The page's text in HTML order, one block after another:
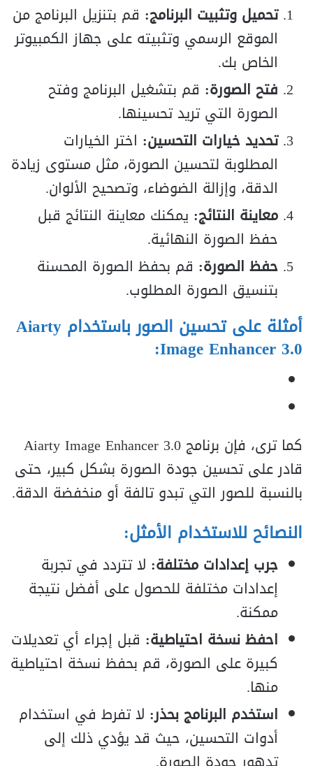
تحميل وتثبيت البرنامج: قم بتنزيل البرنامج من
الموقع الرسمي وتثبيته على جهاز الكمبيوتر
الخاص بك.
فتح الصورة: قم بتشغيل البرنامج وفتح
الصورة التي تريد تحسينها.
تحديد خيارات التحسين: اختر الخيارات
المطلوبة لتحسين الصورة، مثل مستوى زيادة
الدقة، وإزالة الضوضاء، وتصحيح الألوان.
معاينة النتائج: يمكنك معاينة النتائج قبل
حفظ الصورة النهائية.
حفظ الصورة: قم بحفظ الصورة المحسنة
بتنسيق الصورة المطلوب.
أمثلة على تحسين الصور باستخدام Aiarty
Image Enhancer 3.0:
كما ترى، فإن برنامج Aiarty Image Enhancer 3.0
قادر على تحسين جودة الصورة بشكل كبير، حتى
بالنسبة للصور التي تبدو تالفة أو منخفضة الدقة.
النصائح للاستخدام الأمثل:
جرب إعدادات مختلفة: لا تتردد في تجربة
إعدادات مختلفة للحصول على أفضل نتيجة
ممكنة.
احفظ نسخة احتياطية: قبل إجراء أي تعديلات
كبيرة على الصورة، قم بحفظ نسخة احتياطية
منها.
استخدم البرنامج بحذر: لا تفرط في استخدام
أدوات التحسين، حيث قد يؤدي ذلك إلى